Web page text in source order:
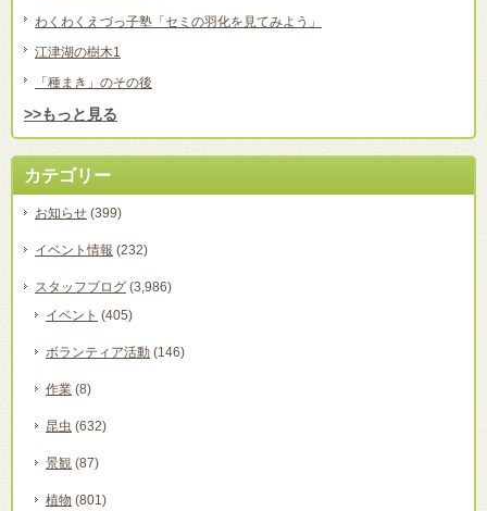
わくわくえづっ子塾「セミの羽化を見てみよう」
江津湖の樹木1
「種まき」のその後
>>もっと見る
カテゴリー
お知らせ (399)
イベント情報 (232)
スタッフブログ (3,986)
イベント (405)
ボランティア活動 (146)
作業 (8)
昆虫 (632)
景観 (87)
植物 (801)